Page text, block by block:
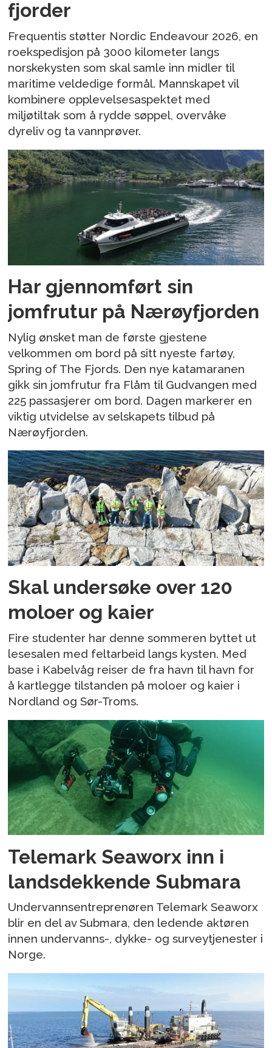
fjorder
Frequentis støtter Nordic Endeavour 2026, en
roekspedisjon på 3000 kilometer langs
norskekysten som skal samle inn midler til
maritime veldedige formål. Mannskapet vil
kombinere opplevelsesaspektet med
miljøtiltak som å rydde søppel, overvåke
dyreliv og ta vannprøver.
Har gjennomført sin
jomfrutur på Nærøyfjorden
Nylig ønsket man de første gjestene
velkommen om bord på sitt nyeste fartøy,
Spring of The Fjords. Den nye katamaranen
gikk sin jomfrutur fra Flåm til Gudvangen med
225 passasjerer om bord. Dagen markerer en
viktig utvidelse av selskapets tilbud på
Nærøyfjorden.
Skal undersøke over 120
moloer og kaier
Fire studenter har denne sommeren byttet ut
lesesalen med feltarbeid langs kysten. Med
base i Kabelvåg reiser de fra havn til havn for
å kartlegge tilstanden på moloer og kaier i
Nordland og Sør-Troms.
Telemark Seaworx inn i
landsdekkende Submara
Undervannsentreprenøren Telemark Seaworx
blir en del av Submara, den ledende aktøren
innen undervanns-, dykke- og surveytjenester i
Norge.